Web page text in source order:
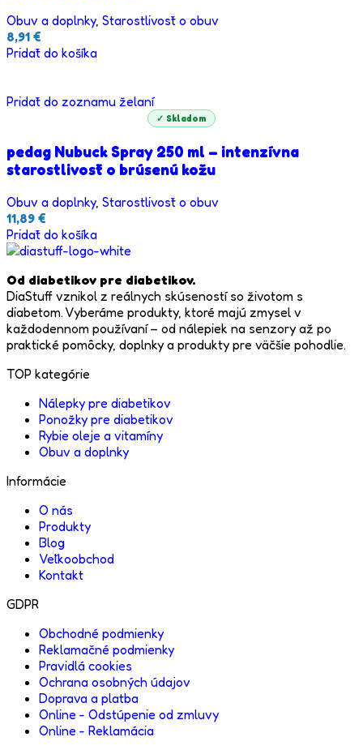
Obuv a doplnky, Starostlivosť o obuv
8,91 €
Pridať do košíka
Pridať do zoznamu želaní
✓ Skladom
pedag Nubuck Spray 250 ml – intenzívna
starostlivosť o brúsenú kožu
Obuv a doplnky, Starostlivosť o obuv
11,89 €
Pridať do košíka
Od diabetikov pre diabetikov.
DiaStuff vznikol z reálnych skúseností so životom s
diabetom. Vyberáme produkty, ktoré majú zmysel v
každodennom používaní – od nálepiek na senzory až po
praktické pomôcky, doplnky a produkty pre väčšie pohodlie.
TOP kategórie
Nálepky pre diabetikov
Ponožky pre diabetikov
Rybie oleje a vitamíny
Obuv a doplnky
Informácie
O nás
Produkty
Blog
Veľkoobchod
Kontakt
GDPR
Obchodné podmienky
Reklamačné podmienky
Pravidlá cookies
Ochrana osobných údajov
Doprava a platba
Online - Odstúpenie od zmluvy
Online - Reklamácia